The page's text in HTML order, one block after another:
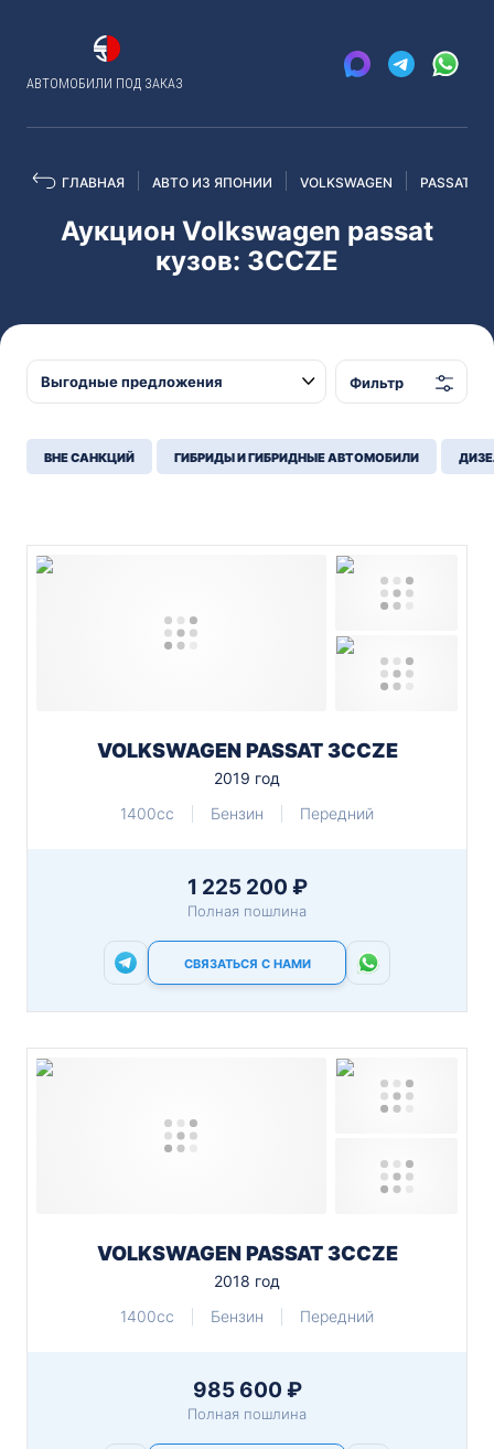
АВТОМОБИЛИ ПОД ЗАКАЗ
ГЛАВНАЯ АВТО ИЗ ЯПОНИИ VOLKSWAGEN PASSAT
Аукцион Volkswagen passat
кузов: 3CCZE
Фильтр
ВНЕ САНКЦИЙ ГИБРИДЫ И ГИБРИДНЫЕ АВТОМОБИЛИ
VOLKSWAGEN PASSAT 3CCZE
2019 год
1400cc
Бензин Передний
1 225 200 ₽
Полная пошлина
СВЯЗАТЬСЯ С НАМИ
VOLKSWAGEN PASSAT 3CCZE
2018 год
1400cc
Бензин Передний
985 600 ₽
Полная пошлина